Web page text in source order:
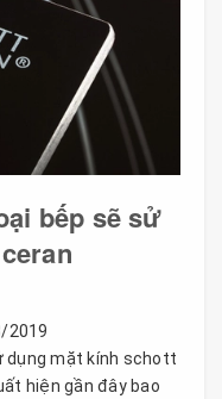
bếp sẽ sử
2019
dụng mặt kính schott
hiện gần đây bao